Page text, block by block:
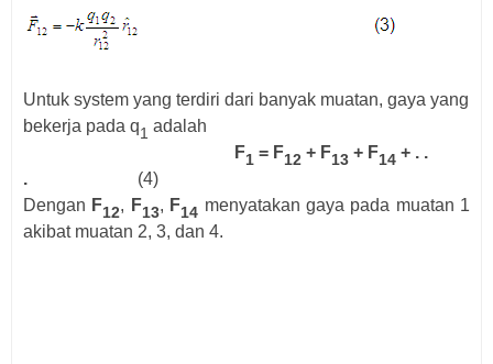
Untuk system yang terdiri dari banyak muatan, gaya yang
bekerja pada q1 adalah
F1 = F12 + F13 + F14 + . .
. (4)
Dengan F12, F13, F14 menyatakan gaya pada muatan 1
akibat muatan 2, 3, dan 4.